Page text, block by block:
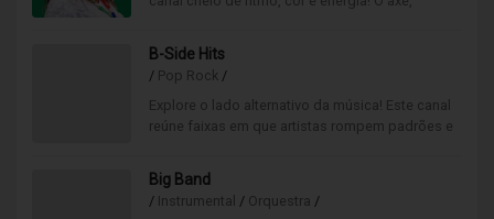
Carnaval de Salvador, transforma qualquer
espaço numa celebração vibrante, repleta de
boa disposição e sabor tropical.
B-Side Hits
/ Pop Rock /
Explore o lado alternativo da música! Este canal
reúne faixas em que artistas rompem padrões e
Uma seleção autêntica, surpreendente e
moderna que dá personalidade e atitude ao seu
ambiente.
Big Band
/ Instrumental / Orquestra /